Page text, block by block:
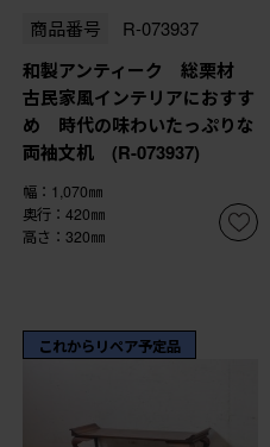
商品番号 R-073937
和製アンティーク 総栗材
古民家風インテリアにおすす
め 時代の味わいたっぷりな
両袖文机 (R-073937)
幅：1,070㎜
奥行：420㎜
高さ：320㎜
これからリペア予定品